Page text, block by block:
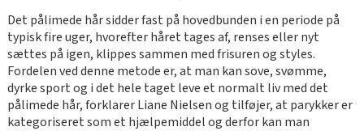
Det pålimede hår sidder fast på hovedbunden i en periode på
typisk fire uger, hvorefter håret tages af, renses eller nyt
sættes på igen, klippes sammen med frisuren og styles.
Fordelen ved denne metode er, at man kan sove, svømme,
dyrke sport og i det hele taget leve et normalt liv med det
pålimede hår, forklarer Liane Nielsen og tilføjer, at parykker er
kategoriseret som et hjælpemiddel og derfor kan man